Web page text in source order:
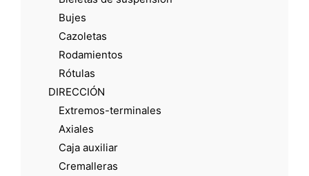
Bujes
Cazoletas
Rodamientos
Rótulas
DIRECCIÓN
Extremos-terminales
Axiales
Caja auxiliar
Cremalleras